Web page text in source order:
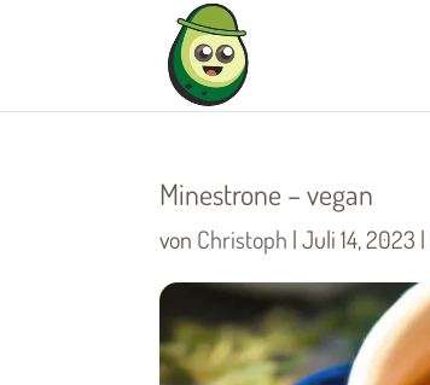
Minestrone – vegan
von Christoph |Juli 14, 2023 |